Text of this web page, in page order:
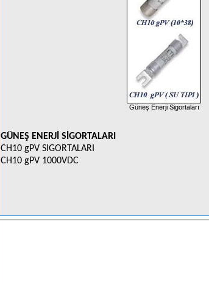
Güneş Enerji Sigortaları
GÜNEŞ ENERJİ SİGORTALARI
CH10 gPV SIGORTALARI
CH10 gPV 1000VDC